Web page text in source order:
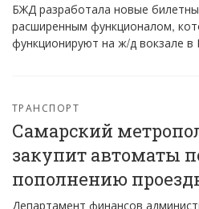
БЖД разработала новые
расширенным функционалом,
функционируют на ж/д вокзале в
ТРАНСПОРТ
Самарский
закупит автоматы
пополнению
Департамент финансов